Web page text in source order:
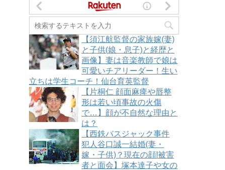
【須江航監督の家族嫁(妻)
と子供(娘・息子)と経歴と
画像】妻は音楽教師で娘は
可愛いチアリーダー！生い
立ちは学生コーチ！仙台育英監督
【片桐仁 顔面麻痺や唇整
形は若い頃事故の火傷
で…】顔が不自然な理由と
は？
【西鉄バスジャック事件
犯人谷口誠一結婚(妻・
嫁・子供)？現在の顔!被害
者と面会】塚本達子や女の